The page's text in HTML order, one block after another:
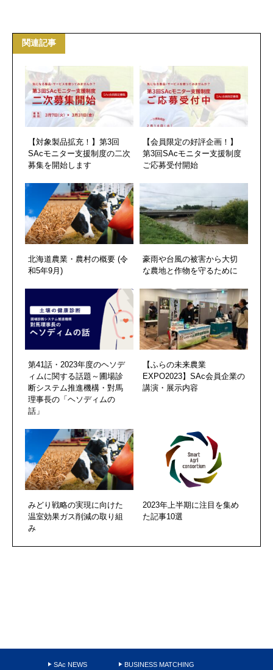
関連記事
【対象製品拡充！】第3回
SAcモニター支援制度の二次
募集を開始します
【会員限定の好評企画！】
第3回SAcモニター支援制度
ご応募受付開始
北海道農業・農村の概要 (令
和5年9月)
豪雨や台風の被害から大切
な農地と作物を守るために
第41話・2023年度のヘソデ
ィムに関する話題～圃場診
断システム推進機構・對馬
理事長の「ヘソディムの
話」
【ふらの未来農業
EXPO2023】SAc会員企業の
講演・展示内容
みどり戦略の実現に向けた
温室効果ガス削減の取り組
み
2023年上半期に注目を集め
た記事10選
SAc NEWS BUSINESS MATCHING